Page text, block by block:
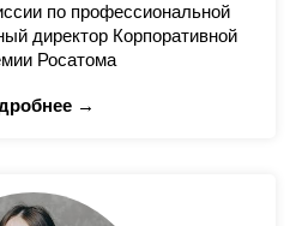
по профессиональной
директор Корпоративной
Росатома
→